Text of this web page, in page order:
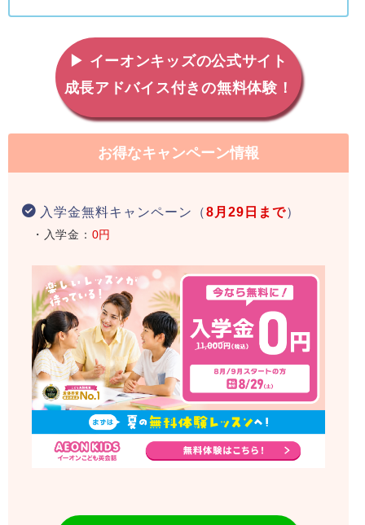
▶ イーオンキッズの公式サイト
成長アドバイス付きの無料体験！
お得なキャンペーン情報
入学金無料キャンペーン（8月29日まで）
・入学金： 0円